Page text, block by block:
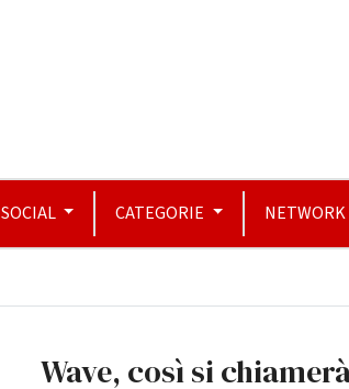
SOCIAL CATEGORIE NETWORK
Wave, così si